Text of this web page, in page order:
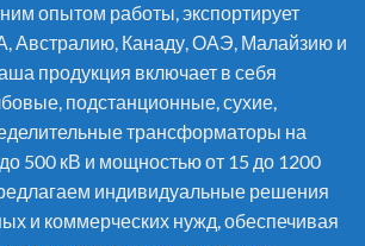
опытом работы, экспортирует
Австралию, Канаду, ОАЭ, Малайзию и
продукция включает в себя
подстанционные, сухие,
трансформаторы на
500 кВ и мощностью от 15 до 1200
индивидуальные решения
и коммерческих нужд, обеспечивая